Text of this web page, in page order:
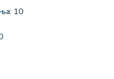
10